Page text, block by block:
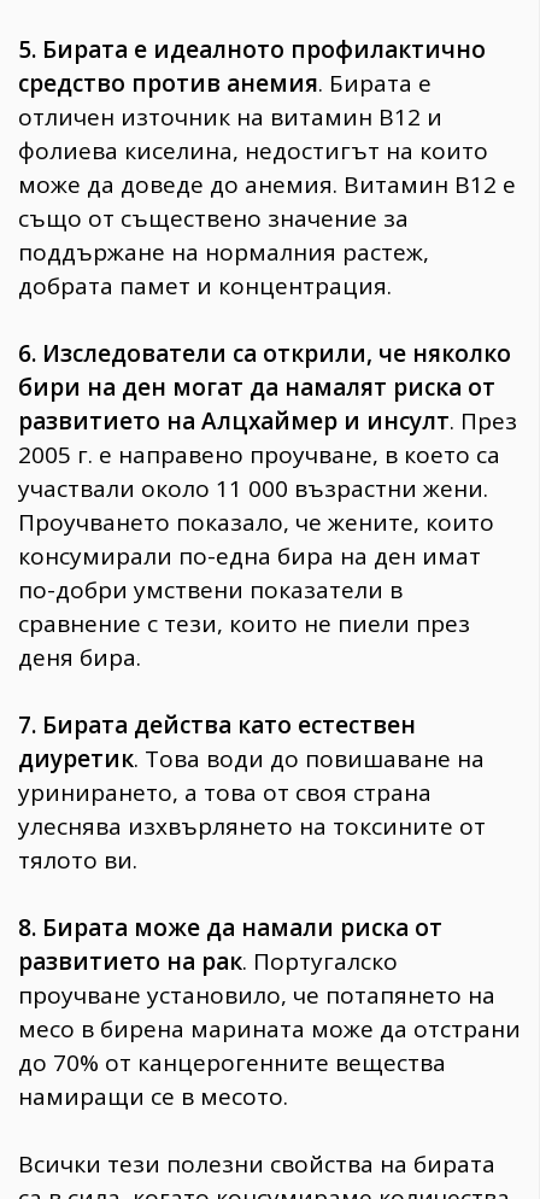
5. Бирата е идеалното профилактично
средство против анемия. Бирата е
отличен източник на витамин В12 и
фолиева киселина, недостигът на които
може да доведе до анемия. Витамин В12 е
също от съществено значение за
поддържане на нормалния растеж,
добрата памет и концентрация.
6. Изследователи са открили, че няколко
бири на ден могат да намалят риска от
развитието на Алцхаймер и инсулт. През
2005 г. е направено проучване, в което са
участвали около 11 000 възрастни жени.
Проучването показало, че жените, които
консумирали по-една бира на ден имат
по-добри умствени показатели в
сравнение с тези, които не пиели през
деня бира.
7. Бирата действа като естествен
диуретик. Това води до повишаване на
уринирането, а това от своя страна
улеснява изхвърлянето на токсините от
тялото ви.
8. Бирата може да намали риска от
развитието на рак. Португалско
проучване установило, че потапянето на
месо в бирена марината може да отстрани
до 70% от канцерогенните вещества
намиращи се в месото.
Всички тези полезни свойства на бирата